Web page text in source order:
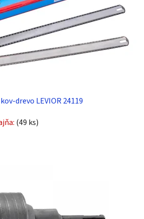
drevo LEVIOR 24119
(49 ks)